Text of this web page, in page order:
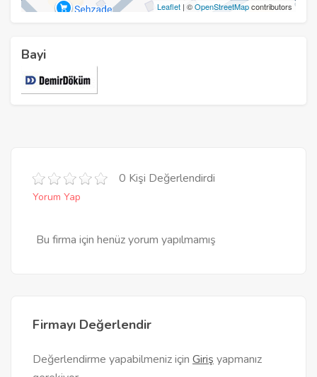
Leaflet | ©OpenStreetMapcontributors
Bayi
0 Kişi Değerlendirdi
Yorum Yap
Bu firma için henüz yorum yapılmamış
Firmayı Değerlendir
Değerlendirme yapabilmeniz için Giriş yapmanız